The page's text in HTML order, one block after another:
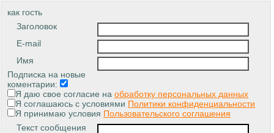
как гость
Заголовок
E-mail
Имя
Подписка на новые
коментарии:
Я даю свое согласие на обработку персональных данных
Я соглашаюсь с условиями Политики конфиденциальности
Я принимаю условия Пользовательского соглашения
Текст сообщения